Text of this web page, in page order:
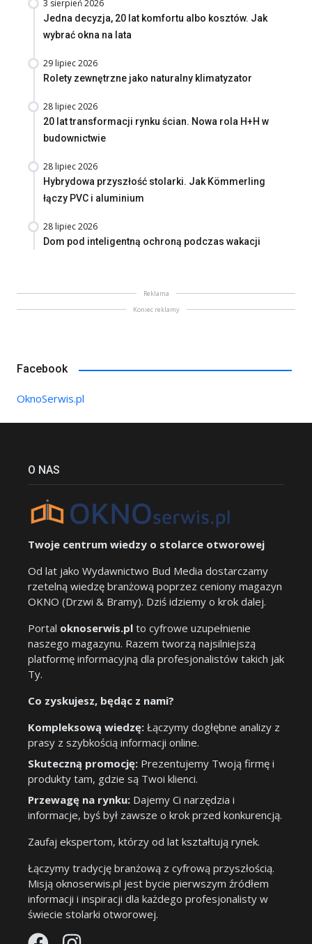
3 sierpień 2026
Jedna decyzja, 20 lat komfortu albo kosztów. Jak
wybrać okna na lata
29 lipiec 2026
Rolety zewnętrzne jako naturalny klimatyzator
28 lipiec 2026
20 lat transformacji rynku ścian. Nowa rola H+H w
budownictwie
28 lipiec 2026
Hybrydowa przyszłość stolarki. Jak Kömmerling
łączy PVC i aluminium
28 lipiec 2026
Dom pod inteligentną ochroną podczas wakacji
Reklama
Koniec reklamy
Facebook
OknoSerwis.pl
O NAS
Twoje centrum wiedzy o stolarce otworowej
Od lat jako Wydawnictwo Bud Media dostarczamy
rzetelną wiedzę branżową poprzez ceniony magazyn
OKNO (Drzwi & Bramy). Dziś idziemy o krok dalej.
Portal oknoserwis.pl to cyfrowe uzupełnienie
naszego magazynu. Razem tworzą najsilniejszą
platformę informacyjną dla profesjonalistów takich jak
Ty.
Co zyskujesz, będąc z nami?
Kompleksową wiedzę: Łączymy dogłębne analizy z
prasy z szybkością informacji online.
Skuteczną promocję: Prezentujemy Twoją firmę i
produkty tam, gdzie są Twoi klienci.
Przewagę na rynku: Dajemy Ci narzędzia i
informacje, byś był zawsze o krok przed konkurencją.
Zaufaj ekspertom, którzy od lat kształtują rynek.
Łączymy tradycję branżową z cyfrową przyszłością.
Misją oknoserwis.pl jest bycie pierwszym źródłem
informacji i inspiracji dla każdego profesjonalisty w
świecie stolarki otworowej.